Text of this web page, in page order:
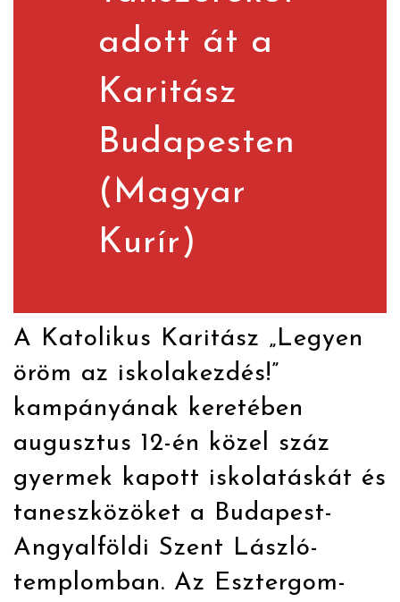
adott át a
Karitász
Budapesten
(Magyar
Kurír)
A Katolikus Karitász „Legyen
öröm az iskolakezdés!”
kampányának keretében
augusztus 12-én közel száz
gyermek kapott iskolatáskát és
taneszközöket a Budapest-
Angyalföldi Szent László-
templomban. Az Esztergom-